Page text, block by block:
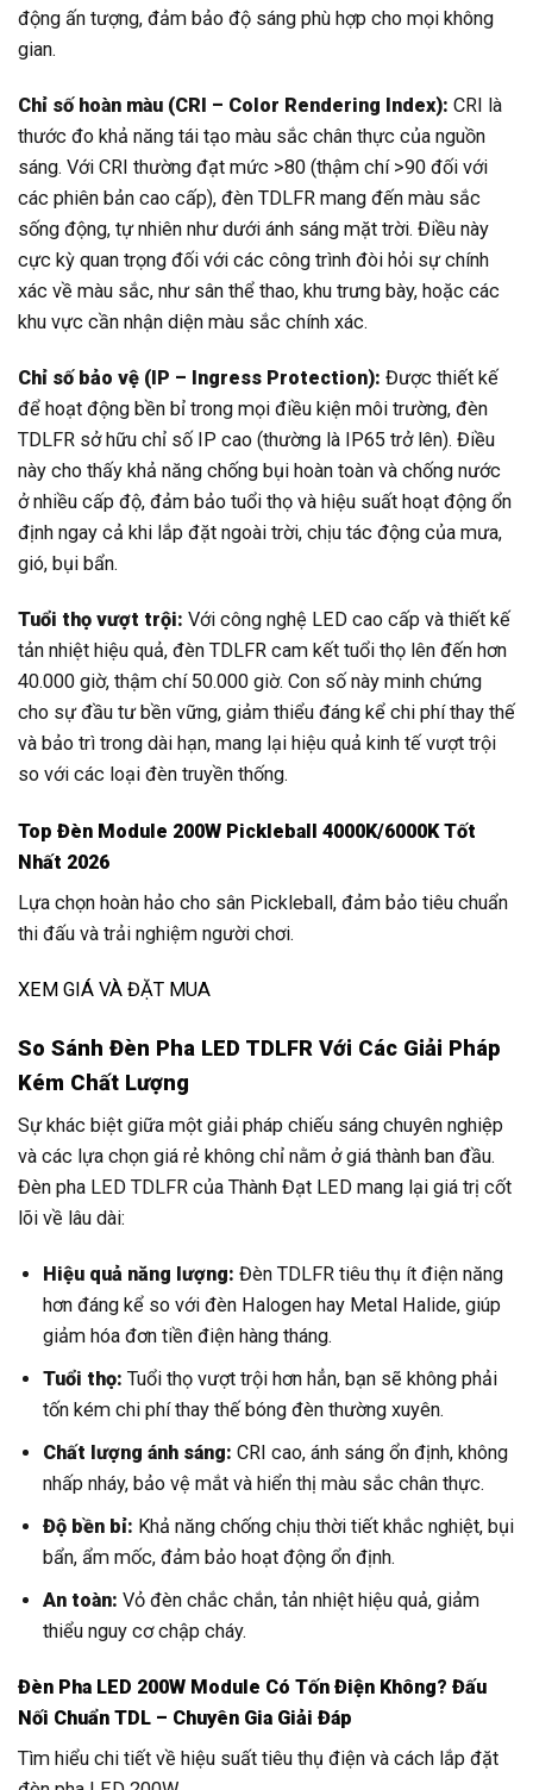
động ấn tượng, đảm bảo độ sáng phù hợp cho mọi không
gian.
Chỉ số hoàn màu (CRI – Color Rendering Index): CRI là
thước đo khả năng tái tạo màu sắc chân thực của nguồn
sáng. Với CRI thường đạt mức >80 (thậm chí >90 đối với
các phiên bản cao cấp), đèn TDLFR mang đến màu sắc
sống động, tự nhiên như dưới ánh sáng mặt trời. Điều này
cực kỳ quan trọng đối với các công trình đòi hỏi sự chính
xác về màu sắc, như sân thể thao, khu trưng bày, hoặc các
khu vực cần nhận diện màu sắc chính xác.
Chỉ số bảo vệ (IP – Ingress Protection): Được thiết kế
để hoạt động bền bỉ trong mọi điều kiện môi trường, đèn
TDLFR sở hữu chỉ số IP cao (thường là IP65 trở lên). Điều
này cho thấy khả năng chống bụi hoàn toàn và chống nước
ở nhiều cấp độ, đảm bảo tuổi thọ và hiệu suất hoạt động ổn
định ngay cả khi lắp đặt ngoài trời, chịu tác động của mưa,
gió, bụi bẩn.
Tuổi thọ vượt trội: Với công nghệ LED cao cấp và thiết kế
tản nhiệt hiệu quả, đèn TDLFR cam kết tuổi thọ lên đến hơn
40.000 giờ, thậm chí 50.000 giờ. Con số này minh chứng
cho sự đầu tư bền vững, giảm thiểu đáng kể chi phí thay thế
và bảo trì trong dài hạn, mang lại hiệu quả kinh tế vượt trội
so với các loại đèn truyền thống.
Top Đèn Module 200W Pickleball 4000K/6000K Tốt
Nhất 2026
Lựa chọn hoàn hảo cho sân Pickleball, đảm bảo tiêu chuẩn
thi đấu và trải nghiệm người chơi.
XEM GIÁ VÀ ĐẶT MUA
So Sánh Đèn Pha LED TDLFR Với Các Giải Pháp
Kém Chất Lượng
Sự khác biệt giữa một giải pháp chiếu sáng chuyên nghiệp
và các lựa chọn giá rẻ không chỉ nằm ở giá thành ban đầu.
Đèn pha LED TDLFR của Thành Đạt LED mang lại giá trị cốt
lõi về lâu dài:
Hiệu quả năng lượng: Đèn TDLFR tiêu thụ ít điện năng
hơn đáng kể so với đèn Halogen hay Metal Halide, giúp
giảm hóa đơn tiền điện hàng tháng.
Tuổi thọ: Tuổi thọ vượt trội hơn hẳn, bạn sẽ không phải
tốn kém chi phí thay thế bóng đèn thường xuyên.
Chất lượng ánh sáng: CRI cao, ánh sáng ổn định, không
nhấp nháy, bảo vệ mắt và hiển thị màu sắc chân thực.
Độ bền bỉ: Khả năng chống chịu thời tiết khắc nghiệt, bụi
bẩn, ẩm mốc, đảm bảo hoạt động ổn định.
An toàn: Vỏ đèn chắc chắn, tản nhiệt hiệu quả, giảm
thiểu nguy cơ chập cháy.
Đèn Pha LED 200W Module Có Tốn Điện Không? Đấu
Nối Chuẩn TDL – Chuyên Gia Giải Đáp
Tìm hiểu chi tiết về hiệu suất tiêu thụ điện và cách lắp đặt